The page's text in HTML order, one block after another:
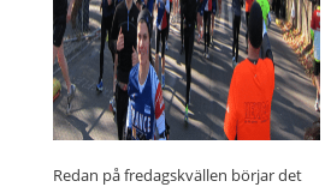
Redan på fredagskvällen börjar det